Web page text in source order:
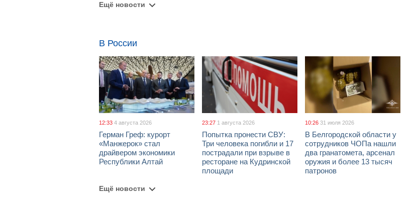
Ещё новости
В России
12:33 4 августа 2026
Герман Греф: курорт
«Манжерок» стал
драйвером экономики
Республики Алтай
23:27 1 августа 2026
Попытка пронести СВУ:
Три человека погибли и 17
пострадали при взрыве в
ресторане на Кудринской
площади
10:26 31 июля 2026
В Белгородской области у
сотрудников ЧОПа нашли
два гранатомета, арсенал
оружия и более 13 тысяч
патронов
Ещё новости